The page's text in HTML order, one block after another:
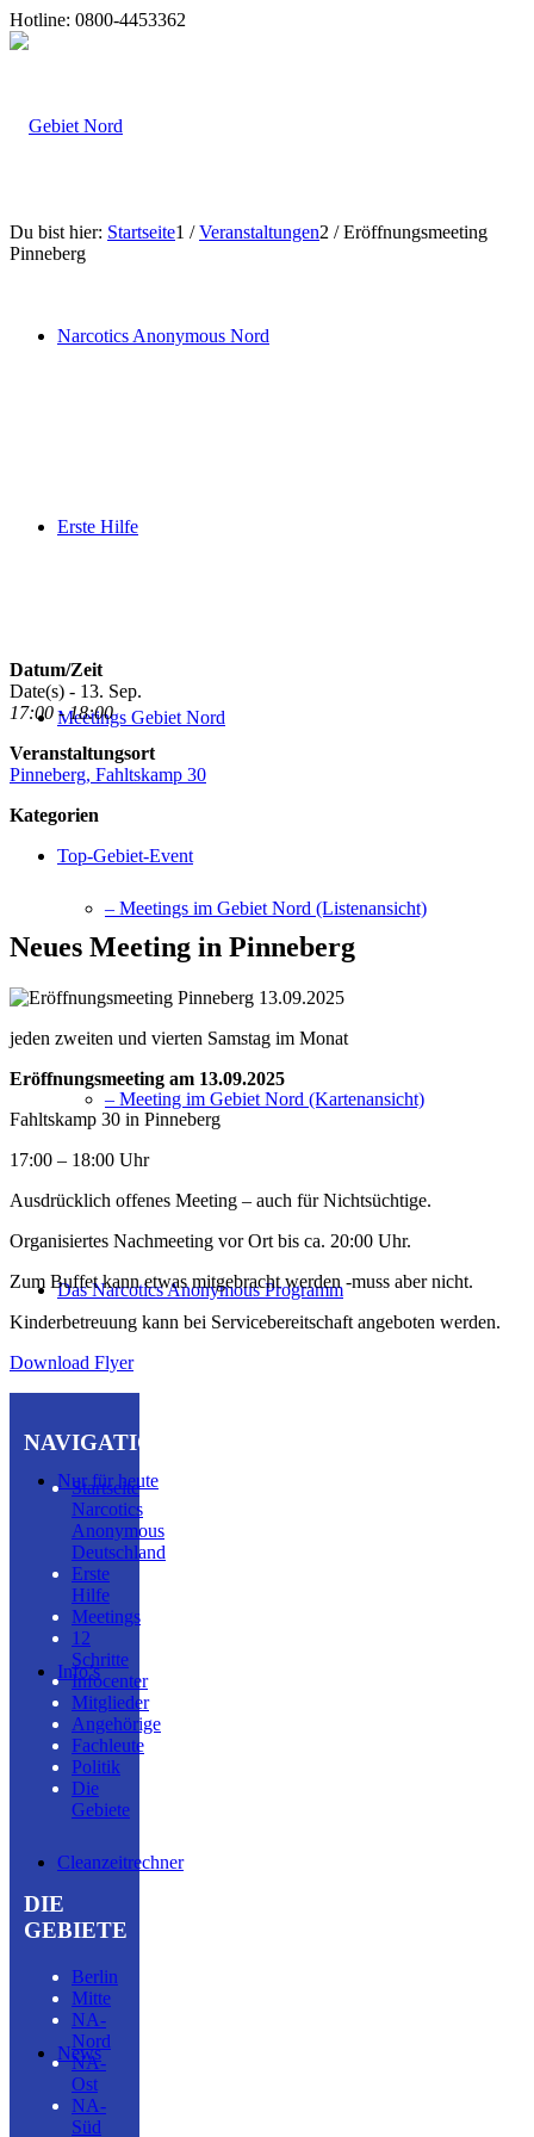
Hotline: 0800-4453362
Narcotics Anonymous Nord
Erste Hilfe
Meetings Gebiet Nord
– Meetings im Gebiet Nord (Listenansicht)
– Meeting im Gebiet Nord (Kartenansicht)
Das Narcotics Anonymous Programm
Nur für heute
Info’s
Cleanzeitrechner
News
Du bist hier: Startseite1 / Veranstaltungen2 / Eröffnungsmeeting
Pinneberg
Datum/Zeit
Date(s) - 13. Sep.
17:00 - 18:00
Veranstaltungsort
Pinneberg, Fahltskamp 30
Kategorien
Top-Gebiet-Event
Neues Meeting in Pinneberg
jeden zweiten und vierten Samstag im Monat
Eröffnungsmeeting am 13.09.2025
Fahltskamp 30 in Pinneberg
17:00 – 18:00 Uhr
Ausdrücklich offenes Meeting – auch für Nichtsüchtige.
Organisiertes Nachmeeting vor Ort bis ca. 20:00 Uhr.
Zum Buffet kann etwas mitgebracht werden -muss aber nicht.
Kinderbetreuung kann bei Servicebereitschaft angeboten werden.
Download Flyer
NAVIGATION
Startseite
Narcotics
Anonymous
Deutschland
Erste
Hilfe
Meetings
12
Schritte
Infocenter
Mitglieder
Angehörige
Fachleute
Politik
Die
Gebiete
DIE
GEBIETE
Berlin
Mitte
NA-
Nord
NA-
Ost
NA-
Süd